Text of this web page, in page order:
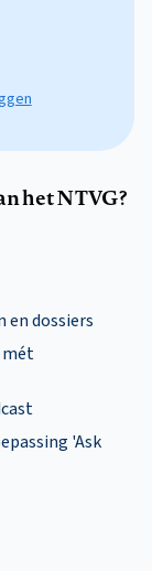
het NTVG?
en dossiers
mét
'Ask